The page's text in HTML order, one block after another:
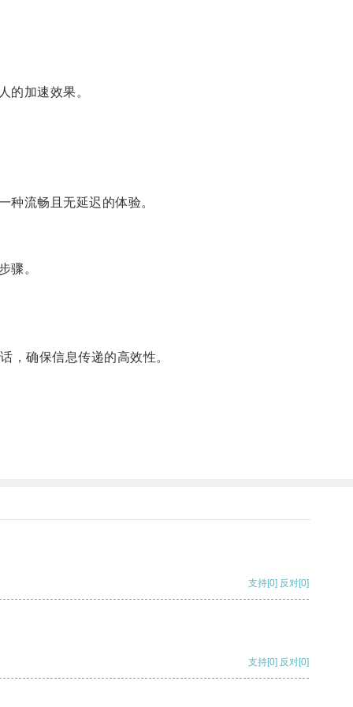
加速效果。
流畅且无延迟的体验。
骤。
确保信息传递的高效性。
支持[0] 反对[0]
支持[0] 反对[0]